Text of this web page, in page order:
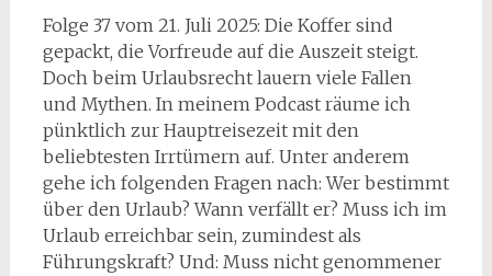
Folge 37 vom 21. Juli 2025: Die Koffer sind
gepackt, die Vorfreude auf die Auszeit steigt.
Doch beim Urlaubsrecht lauern viele Fallen
und Mythen. In meinem Podcast räume ich
pünktlich zur Hauptreisezeit mit den
beliebtesten Irrtümern auf. Unter anderem
gehe ich folgenden Fragen nach: Wer bestimmt
über den Urlaub? Wann verfällt er? Muss ich im
Urlaub erreichbar sein, zumindest als
Führungskraft? Und: Muss nicht genommener